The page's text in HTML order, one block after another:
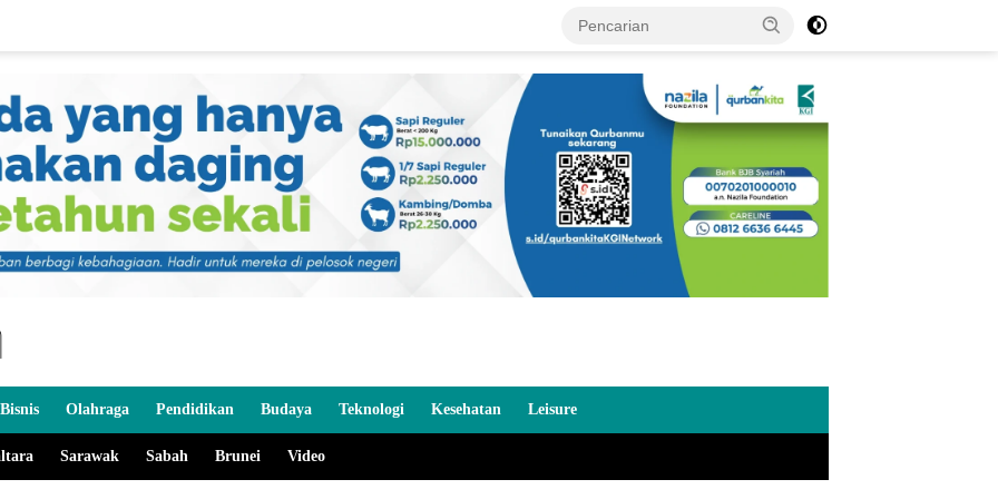
Olahraga Pendidikan Budaya Teknologi Kesehatan Leisure
Sarawak Sabah Brunei Video